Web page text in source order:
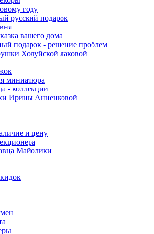
году
русский подарок
вашего дома
подарок - решение проблем
Холуйской лаковой
миниатюра
- коллекции
Ирины Анненковой
и цену
Майолики